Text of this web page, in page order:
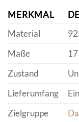
MERKMAL
Material
Maße
Zustand
Lieferumfang
Zielgruppe